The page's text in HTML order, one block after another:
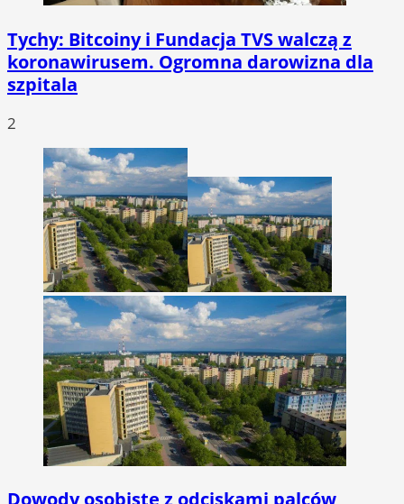
Tychy: Bitcoiny i Fundacja TVS walczą z
koronawirusem. Ogromna darowizna dla
szpitala
2
Dowody osobiste z odciskami palców